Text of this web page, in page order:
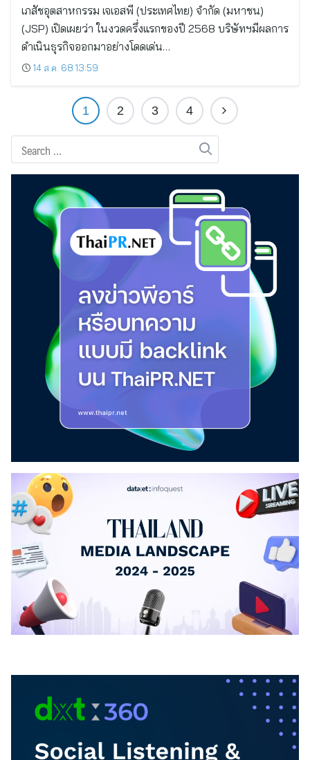
เภสัชอุตสาหกรรม เจเอสพี (ประเทศไทย) จำกัด (มหาชน)
(JSP) เปิดเผยว่า ในงวดครึ่งแรกของปี 2568 บริษัทฯมีผลการ
ดำเนินธุรกิจออกมาอย่างโดดเด่น…
14 ส.ค. 68 13:59
1 2 3 4